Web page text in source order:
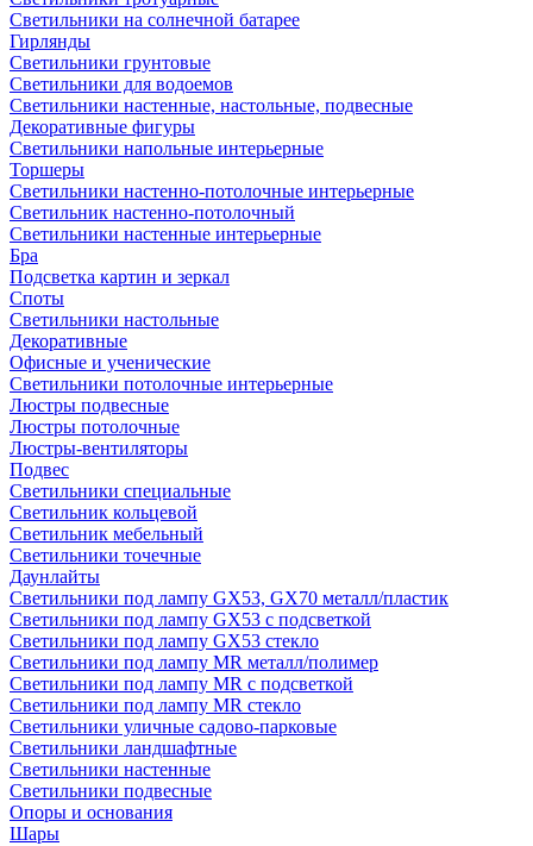
Светильники на солнечной батарее
Гирлянды
Светильники грунтовые
Светильники для водоемов
Светильники настенные, настольные, подвесные
Декоративные фигуры
Светильники напольные интерьерные
Торшеры
Светильники настенно-потолочные интерьерные
Светильник настенно-потолочный
Светильники настенные интерьерные
Бра
Подсветка картин и зеркал
Споты
Светильники настольные
Декоративные
Офисные и ученические
Светильники потолочные интерьерные
Люстры подвесные
Люстры потолочные
Люстры-вентиляторы
Подвес
Светильники специальные
Светильник кольцевой
Светильник мебельный
Светильники точечные
Даунлайты
Светильники под лампу GX53, GX70 металл/пластик
Светильники под лампу GX53 с подсветкой
Светильники под лампу GX53 стекло
Светильники под лампу MR металл/полимер
Светильники под лампу MR с подсветкой
Светильники под лампу MR стекло
Светильники уличные садово-парковые
Светильники ландшафтные
Светильники настенные
Светильники подвесные
Опоры и основания
Шары